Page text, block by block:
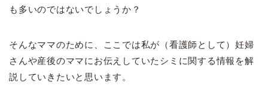
も多いのではないでしょうか？
そんなママのために、ここでは私が（看護師として）妊婦
さんや産後のママにお伝えしていたシミに関する情報を解
説していきたいと思います。